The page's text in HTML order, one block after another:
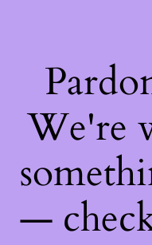
We're
—